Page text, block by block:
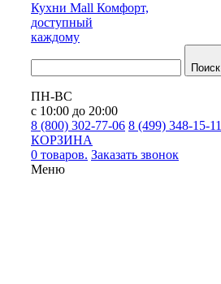
Кухни Mall Комфорт,
доступный
каждому
Поиск
ПН-ВС
с 10:00 до 20:00
8 (800) 302-77-06 8 (499) 348-15-11
КОРЗИНА
0 товаров. Заказать звонок
Меню